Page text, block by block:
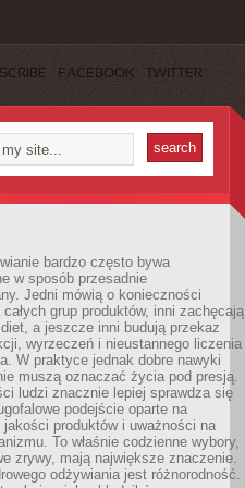
FACEBOOK TWITTER
bardzo często bywa
w sposób przesadnie
Jedni mówią o konieczności
grup produktów, inni zachęcają
a jeszcze inni budują przekaz
wyrzeczeń i nieustannego liczenia
W praktyce jednak dobre nawyki
muszą oznaczać życia pod presją.
ludzi znacznie lepiej sprawdza się
podejście oparte na
jakości produktów i uważności na
To właśnie codzienne wybory,
zrywy, mają największe znaczenie.
odżywiania jest różnorodność.